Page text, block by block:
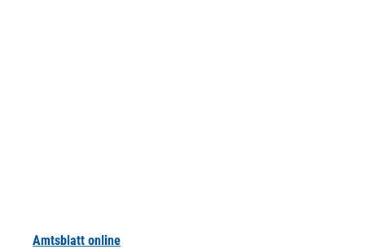
Amtsblatt online